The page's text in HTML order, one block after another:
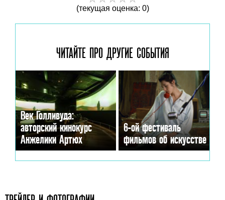
(текущая оценка: 0)
ЧИТАЙТЕ ПРО ДРУГИЕ СОБЫТИЯ
Век Голливуда:
авторский кинокурс
Анжелики Артюх
6-ой фестиваль
фильмов об искусстве